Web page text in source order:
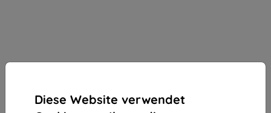
Diese Website verwendet